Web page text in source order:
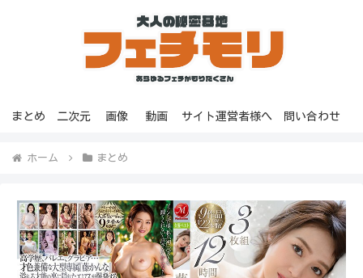
まとめ 二次元 画像 動画 サイト運営者様へ 問い合わせ
ホーム まとめ